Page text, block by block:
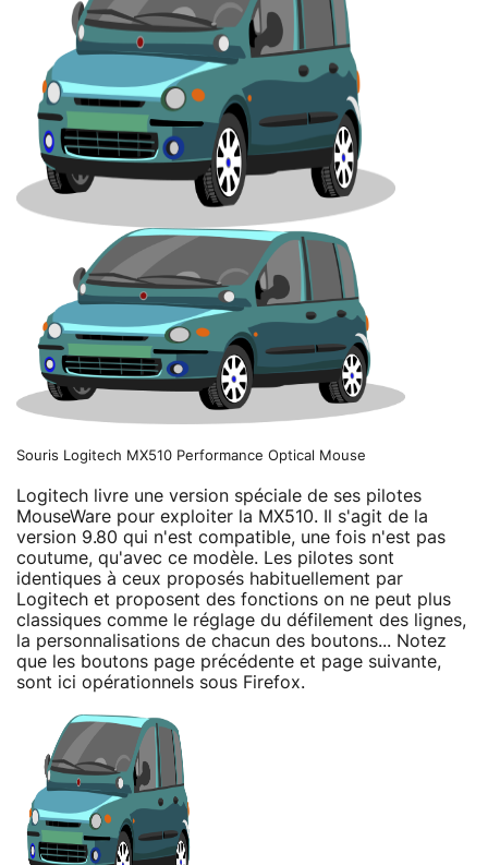
Souris Logitech MX510 Performance Optical Mouse
Logitech livre une version spéciale de ses pilotes
MouseWare pour exploiter la MX510. Il s'agit de la
version 9.80 qui n'est compatible, une fois n'est pas
coutume, qu'avec ce modèle. Les pilotes sont
identiques à ceux proposés habituellement par
Logitech et proposent des fonctions on ne peut plus
classiques comme le réglage du défilement des lignes,
la personnalisations de chacun des boutons... Notez
que les boutons page précédente et page suivante,
sont ici opérationnels sous Firefox.